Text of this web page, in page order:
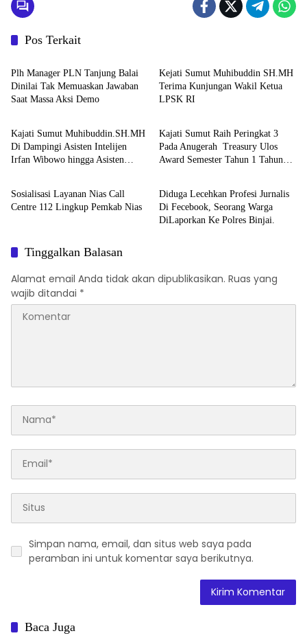
Pos Terkait
Berita
Plh Manager PLN Tanjung Balai
Dinilai Tak Memuaskan Jawaban
Saat Massa Aksi Demo
Kejati Sumut Muhibuddin SH.MH
Terima Kunjungan Wakil Ketua
LPSK RI
Berita
Kajati Sumut Muhibuddin.SH.MH
Di Dampingi Asisten Intelijen
Irfan Wibowo hingga Asisten
Berita
Kajati Sumut Raih Peringkat 3
Pada Anugerah Treasury Ulos
Award Semester Tahun 1 Tahun
Berita
Sosialisasi Layanan Nias Call
Centre 112 Lingkup Pemkab Nias
Berita
Diduga Lecehkan Profesi Jurnalis
Di Fecebook, Seorang Warga
DiLaporkan Ke Polres Binjai.
Tinggalkan Balasan
Alamat email Anda tidak akan dipublikasikan. Ruas yang
wajib ditandai *
Simpan nama, email, dan situs web saya pada
peramban ini untuk komentar saya berikutnya.
Baca Juga